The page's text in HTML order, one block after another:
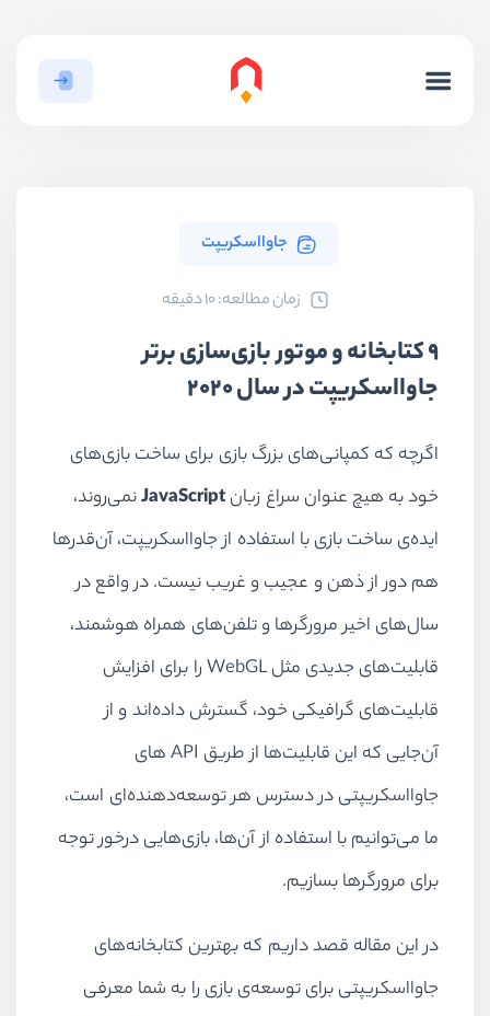
جاوااسکریپت
ﺯﻣﺎﻥ ﻣﻄﺎﻟﻌﻪ: 10 دقیقه
9 کتابخانه و موتور بازی‌سازی برتر
جاوااسکریپت در سال ۲۰۲۰
اگرچه که کمپانی‌‌های بزرگ بازی برای ساخت بازی‌های
خود به هیچ عنوان سراغ زبانJavaScriptنمی‌روند،
ایده‌ی ساخت بازی با استفاده از جاوااسکریپت، آن‌قدرها
هم دور از ذهن و عجیب و غریب نیست. در واقع در
سال‌های اخیر مرورگرها و تلفن‌های همراه هوشمند،‌
قابلیت‌‌های جدیدی مثل WebGL را برای افزایش
قابلیت‌های گرافیکی خود، گسترش داده‌اند و از
آن‌جایی که این قابلیت‌ها از طریق API های
جاوااسکریپتی در دسترس هر توسعه‌دهنده‌ای است،
ما می‌توانیم با استفاده از آن‌ها، بازی‌هایی درخور توجه
برای مرورگرها بسازیم.
در این مقاله قصد داریم که بهترین کتابخانه‌های
جاوااسکریپتی برای توسعه‌ی بازی را به شما معرفی